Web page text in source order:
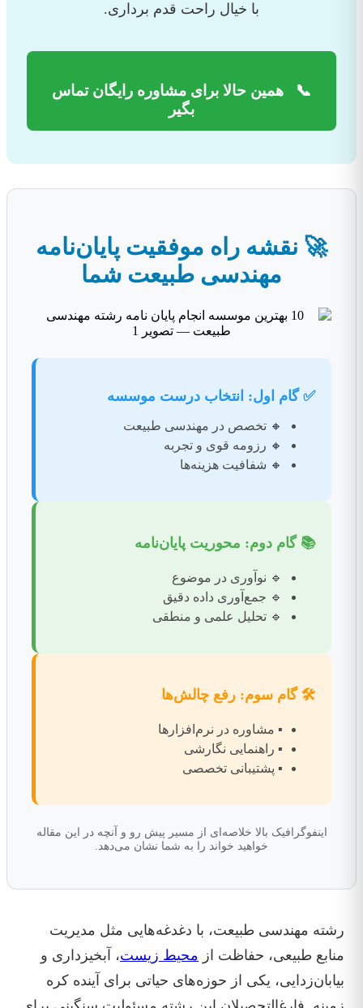
با خیال راحت قدم برداری.
📞
همین حالا برای مشاوره رایگان تماس
بگیر
🚀 نقشه راه موفقیت پایان‌نامه
مهندسی طبیعت شما
✅ گام اول: انتخاب درست موسسه
🔸 تخصص در مهندسی طبیعت
🔸 رزومه قوی و تجربه
🔸 شفافیت هزینه‌ها
📚 گام دوم: محوریت پایان‌نامه
🔹 نوآوری در موضوع
🔹 جمع‌آوری داده دقیق
🔹 تحلیل علمی و منطقی
🛠️ گام سوم: رفع چالش‌ها
▪️ مشاوره در نرم‌افزارها
▪️ راهنمایی نگارشی
▪️ پشتیبانی تخصصی
اینفوگرافیک بالا خلاصه‌ای از مسیر پیش رو و آنچه در این مقاله
خواهید خواند را به شما نشان می‌دهد.
رشته مهندسی طبیعت، با دغدغه‌هایی مثل مدیریت
منابع طبیعی، حفاظت از محیط زیست، آبخیزداری و
بیابان‌زدایی، یکی از حوزه‌های حیاتی برای آینده کره